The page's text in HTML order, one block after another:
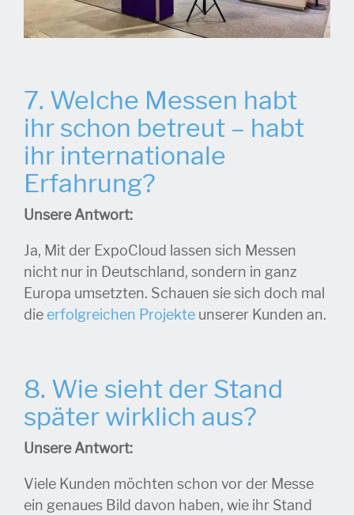
7. Welche Messen habt
ihr schon betreut – habt
ihr internationale
Erfahrung?
Unsere Antwort:
Ja, Mit der ExpoCloud lassen sich Messen
nicht nur in Deutschland, sondern in ganz
Europa umsetzten. Schauen sie sich doch mal
die erfolgreichen Projekte unserer Kunden an.
8. Wie sieht der Stand
später wirklich aus?
Unsere Antwort:
Viele Kunden möchten schon vor der Messe
ein genaues Bild davon haben, wie ihr Stand